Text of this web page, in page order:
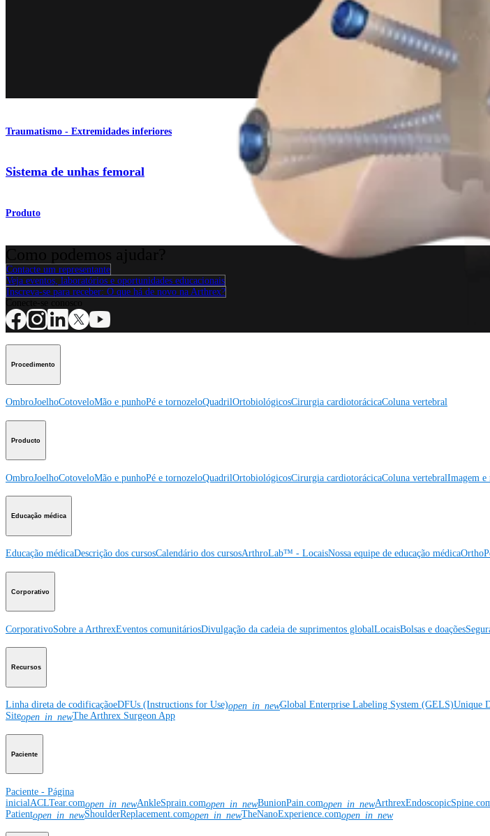
Traumatismo - Extremidades inferiores
Sistema de unhas femoral
Produto
Contacte um representante
Veja eventos, laboratórios e oportunidades educacionais
Inscreva-se para receber: O que há de novo na Arthrex?
Procedimento
OmbroJoelhoCotoveloMão e punhoPé e tornozeloQuadrilOrtobiológicosCirurgia cardiotorácicaColuna vertebral
Producto
OmbroJoelhoCotoveloMão e punhoPé e tornozeloQuadrilOrtobiológicosCirurgia cardiotorácicaColuna vertebralImagem e
Educação médica
Educação médicaDescrição dos cursosCalendário dos cursosArthroLab™ - LocaisNossa equipe de educação médica
Corporativo
CorporativoSobre a ArthrexEventos comunitáriosDivulgação da cadeia de suprimentos globalLocaisBolsas e doações
Recursos
Linha direta de codificaçãoeDFUs (Instructions for Use)open_in_newGlobal Enterprise Labeling System (GELS)Unique
Siteopen_in_newThe Arthrex Surgeon App
Paciente
Paciente - Página
inicial ACLTear.comopen_in_newAnkleSprain.comopen_in_newBunionPain.comopen_in_new
Patientopen_in_newShoulderReplacement.comopen_in_newTheNanoExperience.comopen_in_new